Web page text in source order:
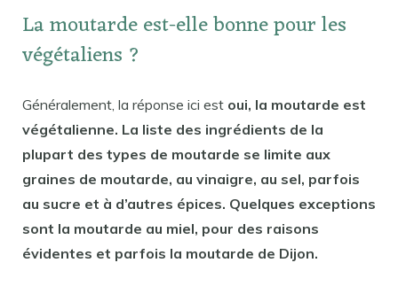
La moutarde est-elle bonne pour les
végétaliens ?
Généralement, la réponse ici est oui, la moutarde est
végétalienne. La liste des ingrédients de la
plupart des types de moutarde se limite aux
graines de moutarde, au vinaigre, au sel, parfois
au sucre et à d’autres épices. Quelques exceptions
sont la moutarde au miel, pour des raisons
évidentes et parfois la moutarde de Dijon.